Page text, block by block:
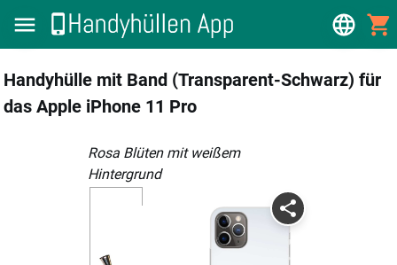
Handyhülle mit Band (Transparent-Schwarz) für
das Apple iPhone 11 Pro
Rosa Blüten mit weißem
Hintergrund